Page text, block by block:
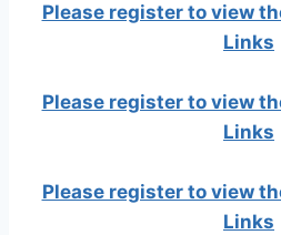
Please register to view
Links
Please register to view
Links
Please register to view
Links